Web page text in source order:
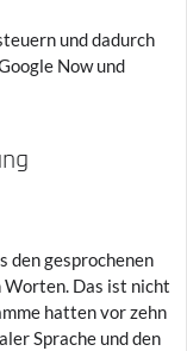
und dadurch
Now und
den gesprochenen
Worten. Das ist nicht
hatten vor zehn
Sprache und den